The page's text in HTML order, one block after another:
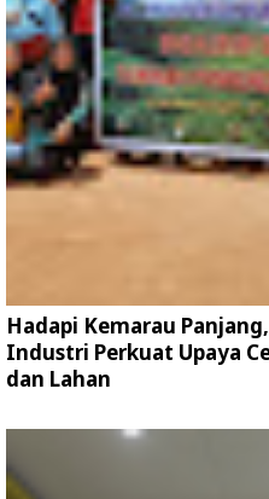
Hadapi Kemarau
Industri Perkuat Upaya
dan Lahan